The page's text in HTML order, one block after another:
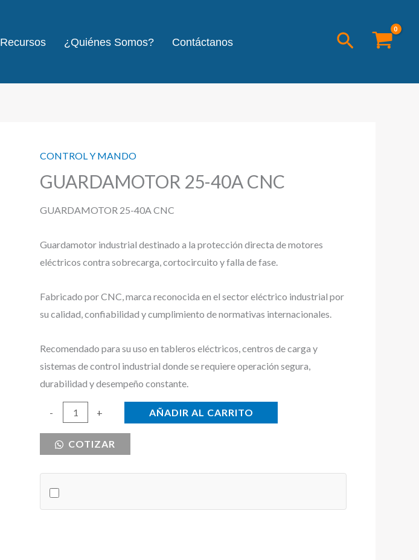
Recursos ¿Quiénes Somos? Contáctanos Buscar
CONTROL Y MANDO
GUARDAMOTOR 25-40A CNC
GUARDAMOTOR 25-40A CNC
Guardamotor industrial destinado a la protección directa de motores
eléctricos contra sobrecarga, cortocircuito y falla de fase.
Fabricado por CNC, marca reconocida en el sector eléctrico industrial por
su calidad, confiabilidad y cumplimiento de normativas internacionales.
Recomendado para su uso en tableros eléctricos, centros de carga y
sistemas de control industrial donde se requiere operación segura,
durabilidad y desempeño constante.
-
GUARDAMOTOR
40A
+ AÑADIR AL CARRITO
COTIZAR